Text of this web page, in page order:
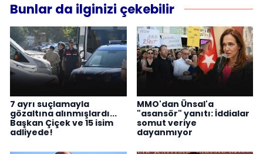
Bunlar da ilginizi çekebilir
7 ayrı suçlamayla
gözaltına alınmışlardı...
Başkan Çiçek ve 15 isim
adliyede!
MMO'dan Ünsal'a
"asansör" yanıtı: İddialar
somut veriye
dayanmıyor